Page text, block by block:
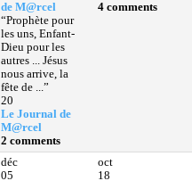
de M@rcel
“Prophète pour
les uns, Enfant-
Dieu pour les
autres ... Jésus
nous arrive, la
fête de ...”
20
Le Journal de
M@rcel
2 comments
4 comments
déc
05
oct
18